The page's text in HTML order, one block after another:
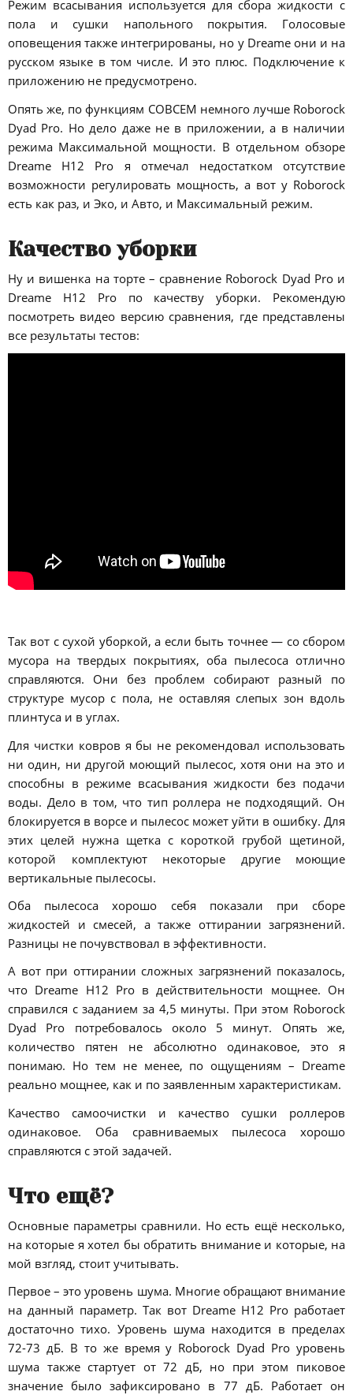
Режим всасывания используется для сбора жидкости с
пола и сушки напольного покрытия. Голосовые
оповещения также интегрированы, но у Dreame они и на
русском языке в том числе. И это плюс. Подключение к
приложению не предусмотрено.
Опять же, по функциям СОВСЕМ немного лучше Roborock
Dyad Pro. Но дело даже не в приложении, а в наличии
режима Максимальной мощности. В отдельном обзоре
Dreame H12 Pro я отмечал недостатком отсутствие
возможности регулировать мощность, а вот у Roborock
есть как раз, и Эко, и Авто, и Максимальный режим.
Качество уборки
Ну и вишенка на торте – сравнение Roborock Dyad Pro и
Dreame H12 Pro по качеству уборки. Рекомендую
посмотреть видео версию сравнения, где представлены
все результаты тестов:
Так вот с сухой уборкой, а если быть точнее — со сбором
мусора на твердых покрытиях, оба пылесоса отлично
справляются. Они без проблем собирают разный по
структуре мусор с пола, не оставляя слепых зон вдоль
плинтуса и в углах.
Для чистки ковров я бы не рекомендовал использовать
ни один, ни другой моющий пылесос, хотя они на это и
способны в режиме всасывания жидкости без подачи
воды. Дело в том, что тип роллера не подходящий. Он
блокируется в ворсе и пылесос может уйти в ошибку. Для
этих целей нужна щетка с короткой грубой щетиной,
которой комплектуют некоторые другие моющие
вертикальные пылесосы.
Оба пылесоса хорошо себя показали при сборе
жидкостей и смесей, а также оттирании загрязнений.
Разницы не почувствовал в эффективности.
А вот при оттирании сложных загрязнений показалось,
что Dreame H12 Pro в действительности мощнее. Он
справился с заданием за 4,5 минуты. При этом Roborock
Dyad Pro потребовалось около 5 минут. Опять же,
количество пятен не абсолютно одинаковое, это я
понимаю. Но тем не менее, по ощущениям – Dreame
реально мощнее, как и по заявленным характеристикам.
Качество самоочистки и качество сушки роллеров
одинаковое. Оба сравниваемых пылесоса хорошо
справляются с этой задачей.
Что ещё?
Основные параметры сравнили. Но есть ещё несколько,
на которые я хотел бы обратить внимание и которые, на
мой взгляд, стоит учитывать.
Первое – это уровень шума. Многие обращают внимание
на данный параметр. Так вот Dreame H12 Pro работает
достаточно тихо. Уровень шума находится в пределах
72-73 дБ. В то же время у Roborock Dyad Pro уровень
шума также стартует от 72 дБ, но при этом пиковое
значение было зафиксировано в 77 дБ. Работает он